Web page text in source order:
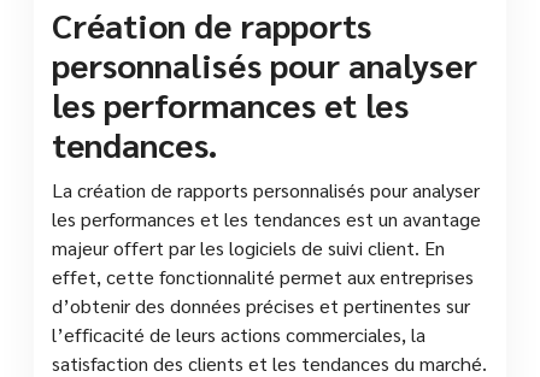
Création de rapports
personnalisés pour analyser
les performances et les
tendances.
La création de rapports personnalisés pour analyser
les performances et les tendances est un avantage
majeur offert par les logiciels de suivi client. En
effet, cette fonctionnalité permet aux entreprises
d’obtenir des données précises et pertinentes sur
l’efficacité de leurs actions commerciales, la
satisfaction des clients et les tendances du marché.